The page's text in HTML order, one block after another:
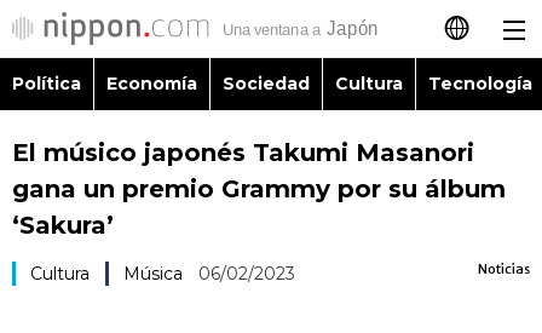
日本語
English
Política
Política Economía Sociedad Cultura Tecnología
El músico japonés Takumi Masanori
gana un premio Grammy por su álbum
‘Sakura’
Noticias
Cultura Música 06/02/2023